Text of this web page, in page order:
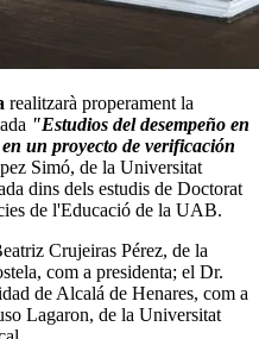
realitzarà properament la
"Estudios del desempeño en
un proyecto de verificación
Simó, de la Universitat
dins dels estudis de Doctorat
de l'Educació de la UAB.
Crujeiras Pérez, de la
com a presidenta; el Dr.
de Alcalá de Henares, com a
Lagaron, de la Universitat